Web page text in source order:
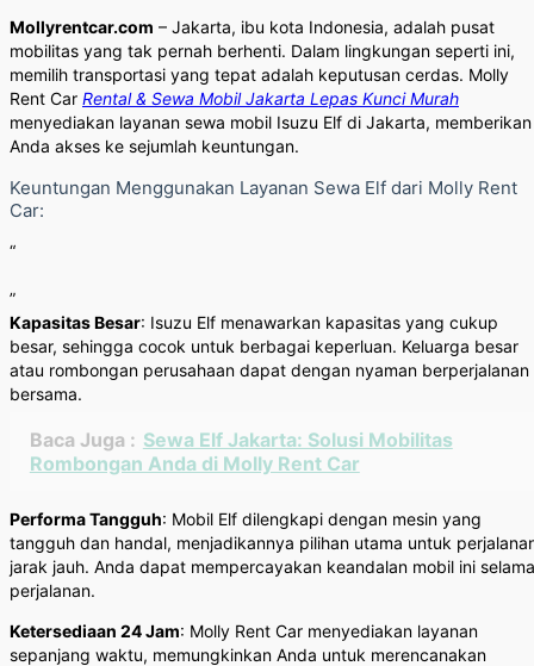
Mollyrentcar.com – Jakarta, ibu kota Indonesia, adalah pusat
mobilitas yang tak pernah berhenti. Dalam lingkungan seperti ini,
memilih transportasi yang tepat adalah keputusan cerdas. Molly
Rent Car Rental & Sewa Mobil Jakarta Lepas Kunci Murah
menyediakan layanan sewa mobil Isuzu Elf di Jakarta, memberikan
Anda akses ke sejumlah keuntungan.
Keuntungan Menggunakan Layanan Sewa Elf dari Molly Rent
Car:
“
”
Kapasitas Besar: Isuzu Elf menawarkan kapasitas yang cukup
besar, sehingga cocok untuk berbagai keperluan. Keluarga besar
atau rombongan perusahaan dapat dengan nyaman berperjalanan
bersama.
Baca Juga : Sewa Elf Jakarta: Solusi Mobilitas
Rombongan Anda di Molly Rent Car
Performa Tangguh: Mobil Elf dilengkapi dengan mesin yang
tangguh dan handal, menjadikannya pilihan utama untuk
jarak jauh. Anda dapat mempercayakan keandalan mobil ini selama
perjalanan.
Ketersediaan 24 Jam: Molly Rent Car menyediakan layanan
sepanjang waktu, memungkinkan Anda untuk merencanakan